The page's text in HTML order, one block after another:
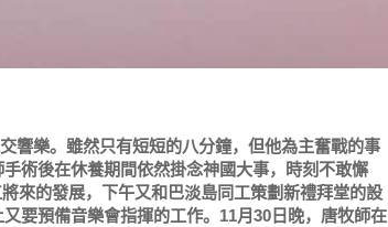
響樂。雖然只有短短的八分鐘，但他為主奮戰的事
術後在休養期間依然掛念神國大事，時刻不敢懈
來的發展，下午又和巴淡島同工策劃新禮拜堂的設
要預備音樂會指揮的工作。11月30日晚，唐牧師在